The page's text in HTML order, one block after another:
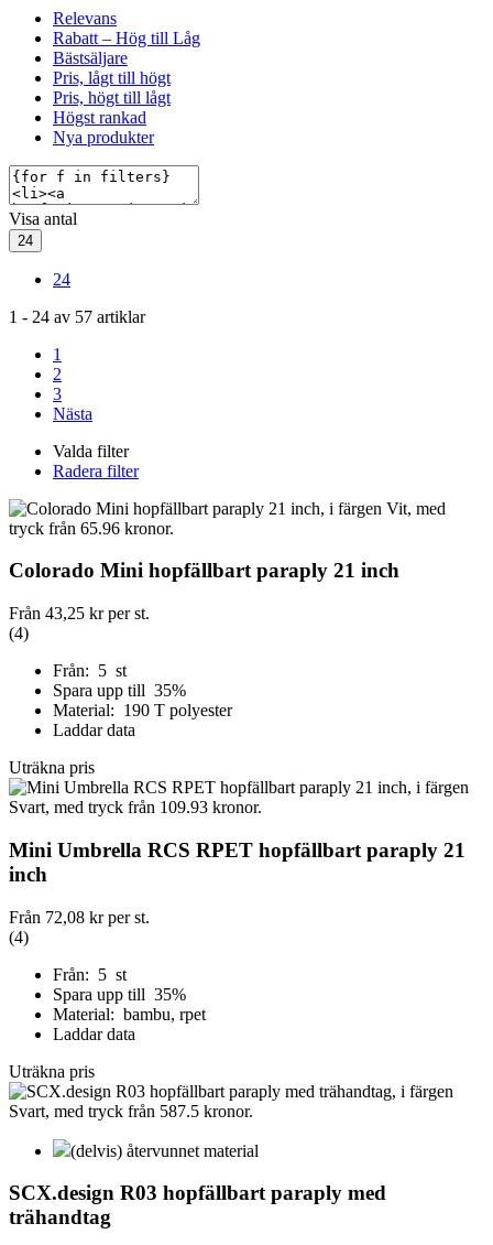
Relevans
Rabatt – Hög till Låg
Bästsäljare
Pris, lågt till högt
Pris, högt till lågt
Högst rankad
Nya produkter
Visa antal
24
24
1 - 24 av 57 artiklar
1
2
3
Nästa
Valda filter
Radera filter
Colorado Mini hopfällbart paraply 21 inch
Från 43,25 krper st.
(4)
Från: 5 st
Spara upp till 35%
Material: 190 T polyester
Laddar data
Uträkna pris
Mini Umbrella RCS RPET hopfällbart paraply 21
inch
Från 72,08 krper st.
(4)
Från: 5 st
Spara upp till 35%
Material: bambu, rpet
Laddar data
Uträkna pris
(delvis) återvunnet material
SCX.design R03 hopfällbart paraply med
trähandtag